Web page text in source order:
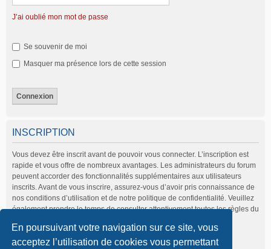
En poursuivant votre navigation sur ce site, vous
acceptez l’utilisation de cookies vous permettant
J’ai oublié mon mot de passe
Se souvenir de moi
Masquer ma présence lors de cette session
INSCRIPTION
Vous devez être inscrit avant de pouvoir vous connecter. L’inscription est
rapide et vous offre de nombreux avantages. Les administrateurs du forum
peuvent accorder des fonctionnalités supplémentaires aux utilisateurs
inscrits. Avant de vous inscrire, assurez-vous d’avoir pris connaissance de
nos conditions d’utilisation et de notre politique de confidentialité. Veuillez
également prendre le temps de consulter attentivement toutes les règles du
Conditions d’utilisation|Politique de confidentialité